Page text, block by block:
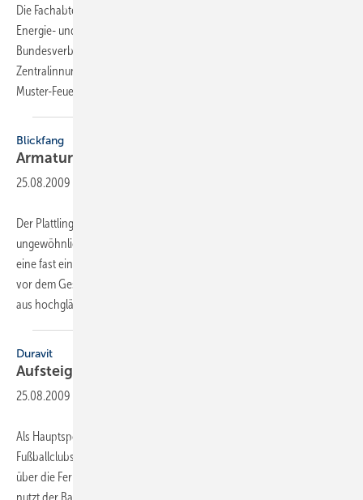
Die Fachabteilung Abgastechnik im Bundesindustrieverband Haus-,
Energie- und Umwelttechnik (VSE) hat in Zusammenarbeit mit dem
Bundesverband des Schornsteinfegerhandwerks –
Zentralinnungsverband (ZIV) eine Broschüre zur überarbeiteten
Muster-Feuerungsverordnung veröffentlicht. Diese
Blickfang
Armatur im
25.08.2009
Der Plattlinger SHK-Betrieb Krampfl macht vor, wie man mit kreativen,
ungewöhnlichen Ideen erfolgreich von sich Reden macht. Der Coup:
eine fast eineinhalb Meter hohe, funktionierende Hansa-Badarmatur
vor dem Geschäft. Ein befreundetes Unternehmen hat die Armatur
aus hochglänzendem Edelstahl
Duravit
Aufsteiger-Gewinnaktion
25.08.2009
Als Hauptsponsor des frisch in die 1. Bundesliga aufgestiegenen
Fußballclubs SC Freiburg wird künftig das Duravit-Logo regelmäßig
über die Fernsehbildschirme „laufen“. Diese bundesweite TV-Präsenz
nutzt der Badhersteller für eine Medienkooperation mit dem TV-